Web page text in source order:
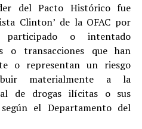
del Pacto Histórico fue
Clinton’ de la OFAC por
participado o intentado
o transacciones que han
o representan un riesgo
materialmente a la
de drogas ilícitas o sus
el Departamento del